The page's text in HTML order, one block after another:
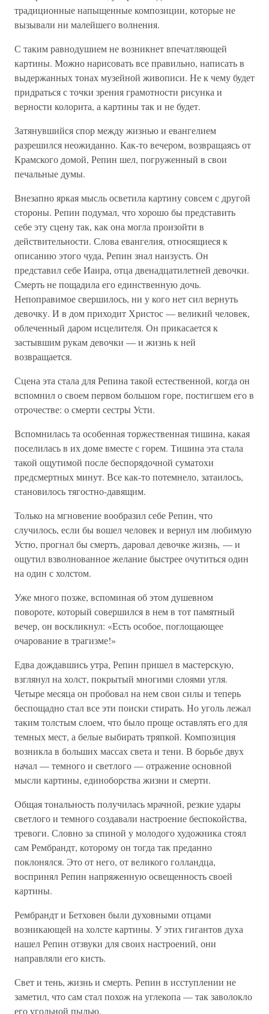
традиционные напыщенные композиции, которые не
вызывали ни малейшего волнения.
С таким равнодушием не возникнет впечатляющей
картины. Можно нарисовать все правильно, написать в
выдержанных тонах музейной живописи. Не к чему будет
придраться с точки зрения грамотности рисунка и
верности колорита, а картины так и не будет.
Затянувшийся спор между жизнью и евангелием
разрешился неожиданно. Как-то вечером, возвращаясь от
Крамского домой, Репин шел, погруженный в свои
печальные думы.
Внезапно яркая мысль осветила картину совсем с другой
стороны. Репин подумал, что хорошо бы представить
себе эту сцену так, как она могла произойти в
действительности. Слова евангелия, относящиеся к
описанию этого чуда, Репин знал наизусть. Он
представил себе Иаира, отца двенадцатилетней девочки.
Смерть не пощадила его единственную дочь.
Непоправимое свершилось, ни у кого нет сил вернуть
девочку. И в дом приходит Христос — великий человек,
облеченный даром исцелителя. Он прикасается к
застывшим рукам девочки — и жизнь к ней
возвращается.
Сцена эта стала для Репина такой естественной, когда он
вспомнил о своем первом большом горе, постигшем его в
отрочестве: о смерти сестры Усти.
Вспомнилась та особенная торжественная тишина, какая
поселилась в их доме вместе с горем. Тишина эта стала
такой ощутимой после беспорядочной суматохи
предсмертных минут. Все как-то потемнело, затаилось,
становилось тягостно-давящим.
Только на мгновение вообразил себе Репин, что
случилось, если бы вошел человек и вернул им любимую
Устю, прогнал бы смерть, даровал девочке жизнь, — и
ощутил взволнованное желание быстрее очутиться один
на один с холстом.
Уже много позже, вспоминая об этом душевном
повороте, который совершился в нем в тот памятный
вечер, он воскликнул: «Есть особое, поглощающее
очарование в трагизме!»
Едва дождавшись утра, Репин пришел в мастерскую,
взглянул на холст, покрытый многими слоями угля.
Четыре месяца он пробовал на нем свои силы и теперь
беспощадно стал все эти поиски стирать. Но уголь лежал
таким толстым слоем, что было проще оставлять его для
темных мест, а белые выбирать тряпкой. Композиция
возникла в больших массах света и тени. В борьбе двух
начал — темного и светлого — отражение основной
мысли картины, единоборства жизни и смерти.
Общая тональность получилась мрачной, резкие удары
светлого и темного создавали настроение беспокойства,
тревоги. Словно за спиной у молодого художника стоял
сам Рембрандт, которому он тогда так преданно
поклонялся. Это от него, от великого голландца,
воспринял Репин напряженную освещенность своей
картины.
Рембрандт и Бетховен были духовными отцами
возникающей на холсте картины. У этих гигантов духа
нашел Репин отзвуки для своих настроений, они
направляли его кисть.
Свет и тень, жизнь и смерть. Репин в исступлении не
заметил, что сам стал похож на углекопа — так заволокло
его угольной пылью.